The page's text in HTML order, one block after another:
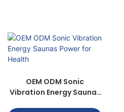
OEM ODM Sonic
Vibration Energy Saunas